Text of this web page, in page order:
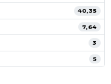
40,35
7,64
3
5